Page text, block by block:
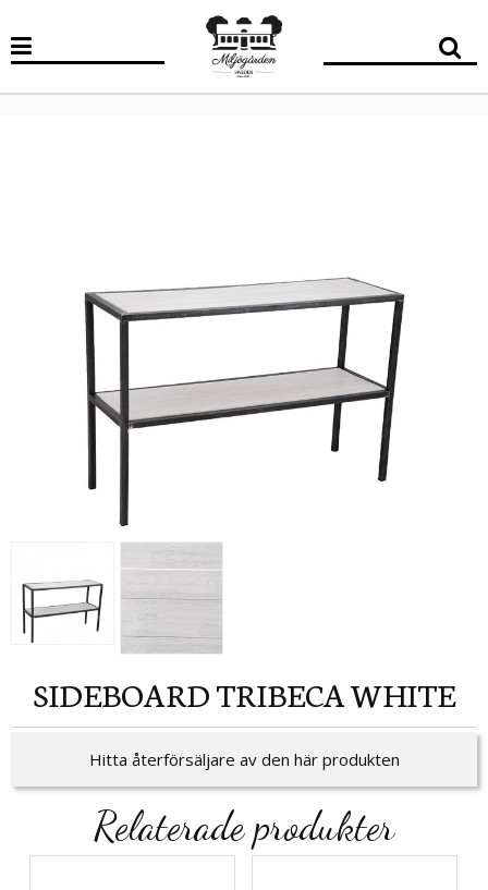
SIDEBOARD TRIBECA WHITE
Hitta återförsäljare av den här produkten
Relaterade produkter